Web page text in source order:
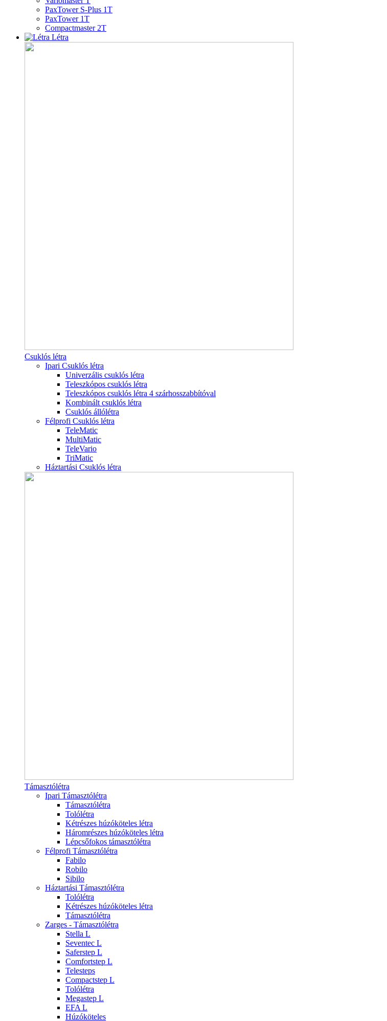
PaxTower S-Plus 1T
PaxTower 1T
Compactmaster 2T
Létra
Csuklós létra
Ipari Csuklós létra
Univerzális csuklós létra
Teleszkópos csuklós létra
Teleszkópos csuklós létra 4 szárhosszabbítóval
Kombinált csuklós létra
Csuklós állólétra
Félprofi Csuklós létra
TeleMatic
MultiMatic
TeleVario
TriMatic
Háztartási Csuklós létra
Támasztólétra
Ipari Támasztólétra
Támasztólétra
Tolólétra
Kétrészes húzóköteles létra
Háromrészes húzóköteles létra
Lépcsőfokos támasztólétra
Félprofi Támasztólétra
Fabilo
Robilo
Sibilo
Háztartási Támasztólétra
Tolólétra
Kétrészes húzóköteles létra
Támasztólétra
Zarges - Támasztólétra
Stella L
Seventec L
Saferstep L
Comfortstep L
Telesteps
Compactstep L
Tolólétra
Megastep L
EFA L
Húzóköteles